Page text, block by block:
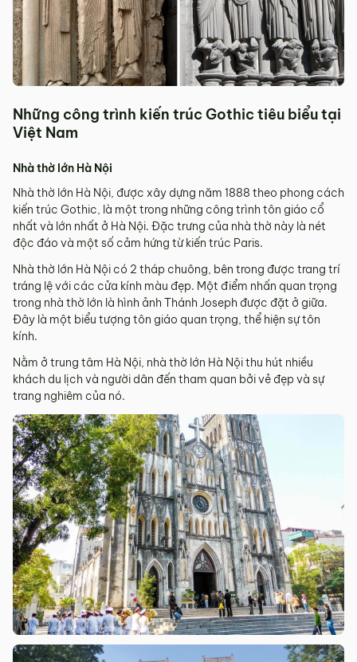
Những công trình kiến trúc Gothic tiêu biểu tại
Việt Nam
Nhà thờ lớn Hà Nội
Nhà thờ lớn Hà Nội, được xây dựng năm 1888 theo phong cách
kiến trúc Gothic, là một trong những công trình tôn giáo cổ
nhất và lớn nhất ở Hà Nội. Đặc trưng của nhà thờ này là nét
độc đáo và một số cảm hứng từ kiến trúc Paris.
Nhà thờ lớn Hà Nội có 2 tháp chuông, bên trong được trang trí
tráng lệ với các cửa kính màu đẹp. Một điểm nhấn quan trọng
trong nhà thờ lớn là hình ảnh Thánh Joseph được đặt ở giữa.
Đây là một biểu tượng tôn giáo quan trọng, thể hiện sự tôn
kính.
Nằm ở trung tâm Hà Nội, nhà thờ lớn Hà Nội thu hút nhiều
khách du lịch và người dân đến tham quan bởi vẻ đẹp và sự
trang nghiêm của nó.